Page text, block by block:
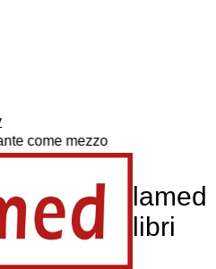
come mezzo
lamed
libri